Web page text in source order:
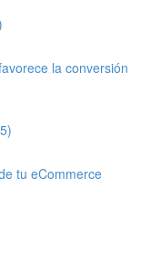
la conversión
tu eCommerce